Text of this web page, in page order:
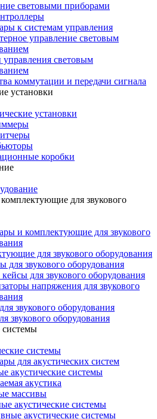
световыми приборами
к системам управления
управление световым
управления световым
коммутации и передачи сигнала
установки
установки
коробки
для звукового
и комплектующие для звукового
для звукового оборудования
для звукового оборудования
для звукового оборудования
напряжения для звукового
звукового оборудования
звукового оборудования
системы
системы
для акустических систем
акустические системы
акустика
массивы
акустические системы
акустические системы